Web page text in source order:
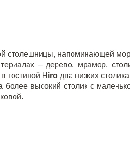
столешницы, напоминающей
– дерево, мрамор,
гостиной Hiro два низких
высокий столик с